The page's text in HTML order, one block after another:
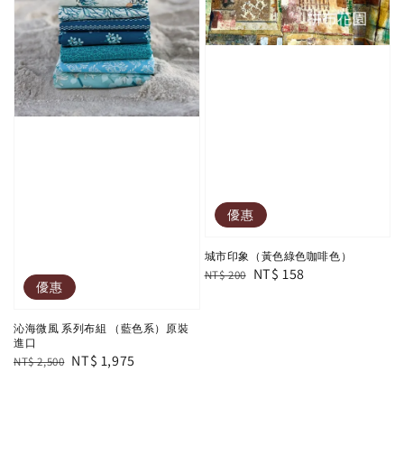
優惠
沁海微風 系列布組 （藍色系）原裝
進口
Regular
NT$ 2,500 Sale
NT$ 1,975
優惠
城市印象（黃色綠色咖啡色）
Regular
NT$ 200 Sale
NT$ 158